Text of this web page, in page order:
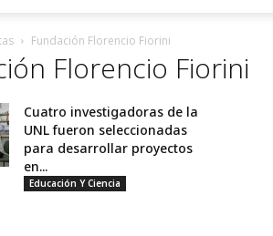
Fundación Florencio Fiorini
Florencio Fiorini
Cuatro investigadoras de la
UNL fueron seleccionadas
para desarrollar proyectos
en...
Educación Y Ciencia